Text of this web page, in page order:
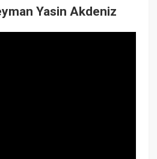
Yasin Akdeniz